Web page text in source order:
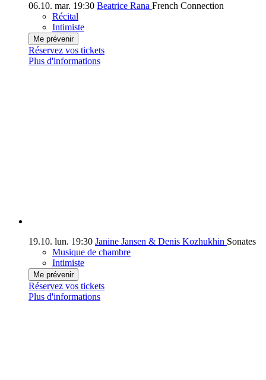
06.10. mar. 19:30 Beatrice Rana French Connection
Récital
Intimiste
Me prévenir
Réservez vos tickets
Plus d'informations
19.10. lun. 19:30 Janine Jansen & Denis Kozhukhin Sonates
Musique de chambre
Intimiste
Me prévenir
Réservez vos tickets
Plus d'informations